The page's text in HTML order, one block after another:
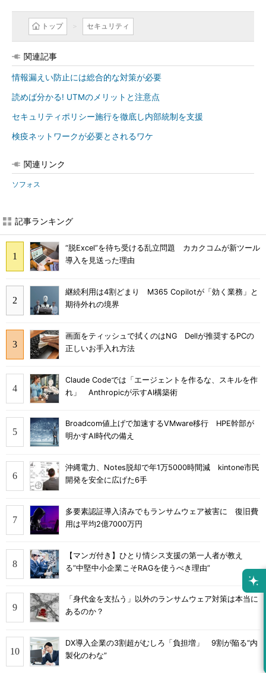
トップ セキュリティ
関連記事
情報漏えい防止には総合的な対策が必要
読めば分かる! UTMのメリットと注意点
セキュリティポリシー施行を徹底し内部統制を支援
検疫ネットワークが必要とされるワケ
関連リンク
ソフォス
記事ランキング
“脱Excel”を待ち受ける乱立問題 カカクコムが新ツール
導入を見送った理由
継続利用は4割どまり M365 Copilotが「効く業務」と
期待外れの境界
画面をティッシュで拭くのはNG Dellが推奨するPCの
正しいお手入れ方法
Claude Codeでは「エージェントを作るな、スキルを作
れ」 Anthropicが示すAI構築術
Broadcom値上げで加速するVMware移行 HPE幹部が
明かすAI時代の備え
沖縄電力、Notes脱却で年1万5000時間減 kintone市民
開発を安全に広げた6手
多要素認証導入済みでもランサムウェア被害に 復旧費
用は平均2億7000万円
【マンガ付き】ひとり情シス支援の第一人者が教え
る”中堅中小企業こそRAGを使うべき理由”
「身代金を支払う」以外のランサムウェア対策は本当に
あるのか？
DX導入企業の3割超がむしろ「負担増」 9割が陥る“内
製化のわな”